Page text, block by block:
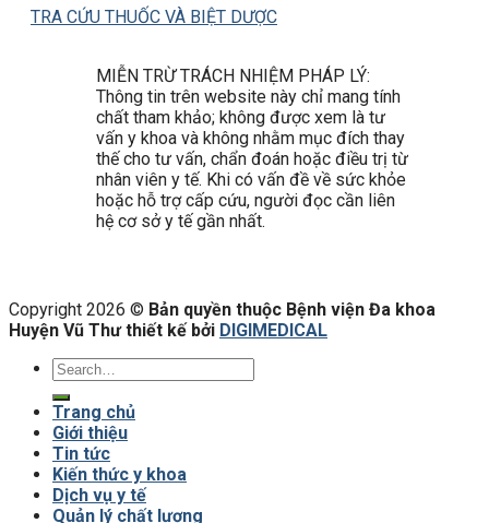
TRA CỨU THUỐC VÀ BIỆT DƯỢC
MIỄN TRỪ TRÁCH NHIỆM PHÁP LÝ:
Thông tin trên website này chỉ mang tính
chất tham khảo; không được xem là tư
vấn y khoa và không nhằm mục đích thay
thế cho tư vấn, chẩn đoán hoặc điều trị từ
nhân viên y tế. Khi có vấn đề về sức khỏe
hoặc hỗ trợ cấp cứu, người đọc cần liên
hệ cơ sở y tế gần nhất.
Copyright 2026 © Bản quyền thuộc Bệnh viện Đa khoa
Huyện Vũ Thư thiết kế bởi DIGIMEDICAL
Trang chủ
Giới thiệu
Tin tức
Kiến thức y khoa
Dịch vụ y tế
Quản lý chất lượng